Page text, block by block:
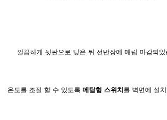
깔끔하게 뒷판으로 덮은 뒤 선반장에 매립 마감되었
온도를 조절 할 수 있도록 메탈형 스위치 를 벽면에 설